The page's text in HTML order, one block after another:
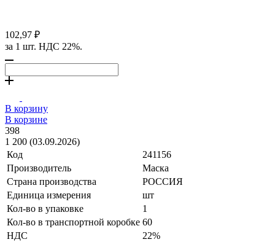
102,97 ₽
за 1 шт. НДС 22%.
В корзину
В корзине
398
1 200 (03.09.2026)
Код
241156
Производитель
Маска
Страна производства
РОССИЯ
Единица измерения
шт
Кол-во в упаковке
1
Кол-во в транспортной коробке 60
НДС
22%